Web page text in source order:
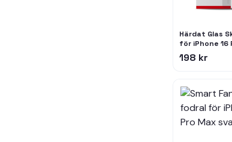
Härdat Glas
för iPhone 16
9H Hårdhet,
Enkel
198 kr